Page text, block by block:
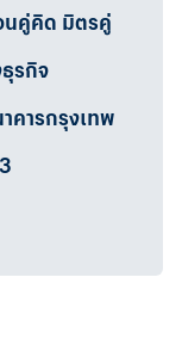
นคู่คิด มิตรคู่
รกิจ
คารกรุงเทพ